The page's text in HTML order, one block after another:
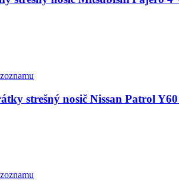
strešný nosič Nissan Patrol